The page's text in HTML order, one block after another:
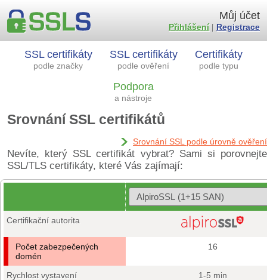
SSL certifikáty
podle značky
SSL certifikáty
podle ověření
Certifikáty
podle typu
Podpora
a nástroje
Můj účet
Přihlášení| Registrace
Srovnání SSL certifikátů
Srovnání SSL podle úrovně ověření
Nevíte, který SSL certifikát vybrat? Sami si porovnejte
SSL/TLS certifikáty, které Vás zajímají:
Certifikační autorita
Počet zabezpečených
domén
16
Rychlost vystavení
1-5 min